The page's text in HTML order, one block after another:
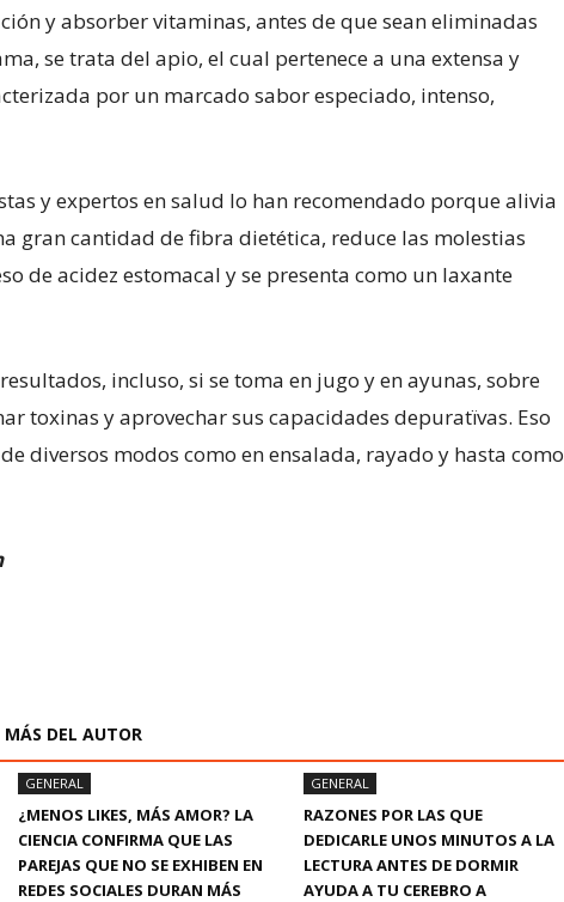
y absorber vitaminas, antes de que sean eliminadas
se trata del apio, el cual pertenece a una extensa y
por un marcado sabor especiado, intenso,
y expertos en salud lo han recomendado porque alivia
gran cantidad de fibra dietética, reduce las molestias
de acidez estomacal y se presenta como un laxante
incluso, si se toma en jugo y en ayunas, sobre
toxinas y aprovechar sus capacidades depuratïvas. Eso
diversos modos como en ensalada, rayado y hasta como
MÁS DEL AUTOR
GENERAL
¿MENOS LIKES, MÁS AMOR? LA
CIENCIA CONFIRMA QUE LAS
PAREJAS QUE NO SE EXHIBEN EN
REDES SOCIALES DURAN MÁS
GENERAL
RAZONES POR LAS QUE
DEDICARLE UNOS MINUTOS A LA
LECTURA ANTES DE DORMIR
AYUDA A TU CEREBRO A